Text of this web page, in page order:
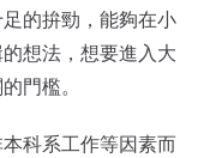
的拚勁，能夠在小
想法，想要進入大
門檻。
科系工作等因素而